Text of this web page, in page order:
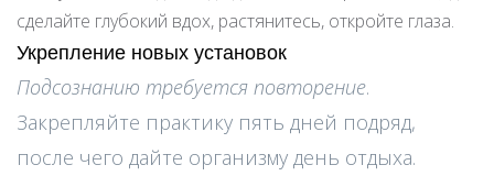
сделайте глубокий вдох, растянитесь, откройте глаза.
Укрепление новых установок
Подсознанию требуется повторение.
Закрепляйте практику пять дней подряд,
после чего дайте организму день отдыха.